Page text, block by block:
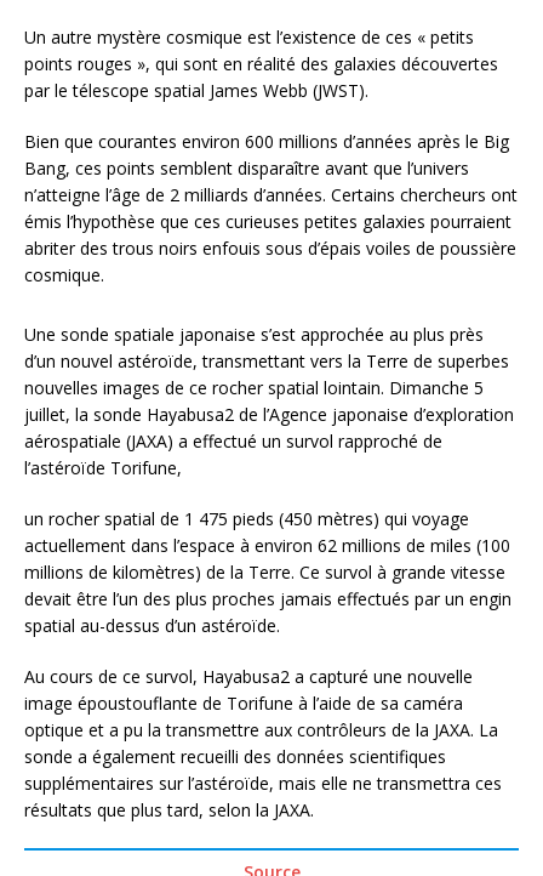
Un autre mystère cosmique est l’existence de ces « petits
points rouges », qui sont en réalité des galaxies découvertes
par le télescope spatial James Webb (JWST).
Bien que courantes environ 600 millions d’années après le Big
Bang, ces points semblent disparaître avant que l’univers
n’atteigne l’âge de 2 milliards d’années. Certains chercheurs ont
émis l’hypothèse que ces curieuses petites galaxies pourraient
abriter des trous noirs enfouis sous d’épais voiles de poussière
cosmique.
Une sonde spatiale japonaise s’est approchée au plus près
d’un nouvel astéroïde, transmettant vers la Terre de superbes
nouvelles images de ce rocher spatial lointain. Dimanche 5
juillet, la sonde Hayabusa2 de l’Agence japonaise d’exploration
aérospatiale (JAXA) a effectué un survol rapproché de
l’astéroïde Torifune,
un rocher spatial de 1 475 pieds (450 mètres) qui voyage
actuellement dans l’espace à environ 62 millions de miles (100
millions de kilomètres) de la Terre. Ce survol à grande vitesse
devait être l’un des plus proches jamais effectués par un engin
spatial au-dessus d’un astéroïde.
Au cours de ce survol, Hayabusa2 a capturé une nouvelle
image époustouflante de Torifune à l’aide de sa caméra
optique et a pu la transmettre aux contrôleurs de la JAXA. La
sonde a également recueilli des données scientifiques
supplémentaires sur l’astéroïde, mais elle ne transmettra ces
résultats que plus tard, selon la JAXA.